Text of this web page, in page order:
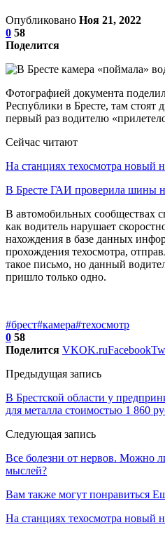
Опубликовано Ноя 21, 2022
0 58
Поделится
Фотографией документа
Республики в Бресте, там стоят
первый раз водителю
Сейчас читают
На станциях техосмотра новый
В Бресте ГАИ проверила шины
В автомобильных сообществах
как водитель нарушает
нахождения в базе данных
прохождения техосмотра,
такое письмо, но данный
пришло только одно.
#брест#камера#техосмотр
0 58
Поделится VKOK.ruFacebook
Предыдущая запись
В Брестской области у
для металла стоимостью 1 860
Следующая запись
Все болезни от нервов. Можно
мыслей?
Вам также могут понравиться
На станциях техосмотра новый